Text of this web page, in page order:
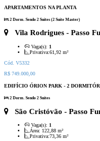
APARTAMENTOS NA PLANTA
2 Dorm. Sendo 2 Suítes (2 Suíte Master)
Vila Rodrigues - Passo
Vaga(s): 1
Privativa:61,92 m²
Cód. V5332
R$ 749.000,00
EDIFÍCIO ÓRION PARK - 2
2 Dorm. Sendo 2 Suítes
São Cristóvão - Passo
Vaga(s): 1
Área: 122,88 m²
Privativa:73,36 m²